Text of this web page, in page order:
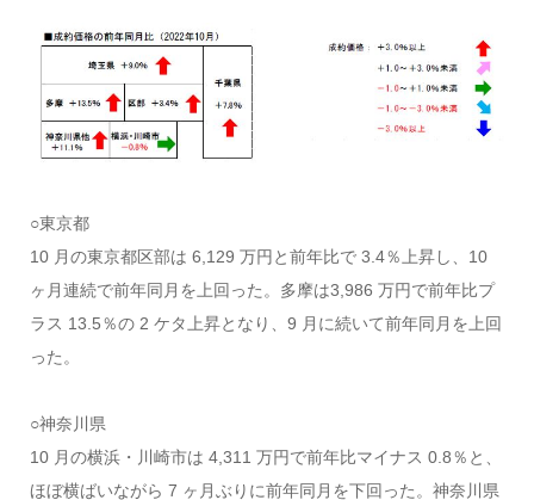
○東京都
10 月の東京都区部は 6,129 万円と前年比で 3.4％上昇し、10
ヶ月連続で前年同月を上回った。多摩は3,986 万円で前年比プ
ラス 13.5％の 2 ケタ上昇となり、9 月に続いて前年同月を上回
った。
○神奈川県
10 月の横浜・川崎市は 4,311 万円で前年比マイナス 0.8％と、
ほぼ横ばいながら 7 ヶ月ぶりに前年同月を下回った。神奈川県